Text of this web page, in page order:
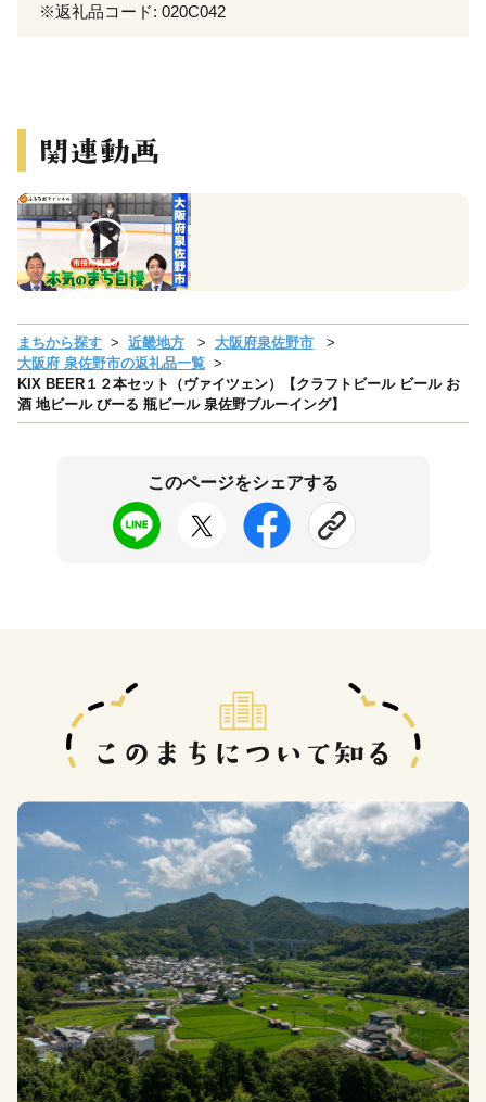
※返礼品コード: 020C042
まちから探す 近畿地方
大阪府泉佐野市
大阪府 泉佐野市の返礼品一覧
KIX BEER１２本セット（ヴァイツェン）【クラフトビール ビール お
酒 地ビール びーる 瓶ビール 泉佐野ブルーイング】
このページをシェアする